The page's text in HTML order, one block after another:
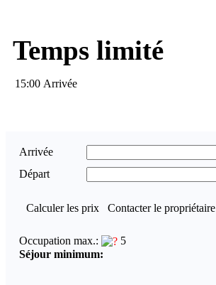
Temps limité
15:00 Arrivée
Arrivée
Départ
Calculer les prix Contacter le propriétaire
Occupation max.:
5
Séjour minimum: